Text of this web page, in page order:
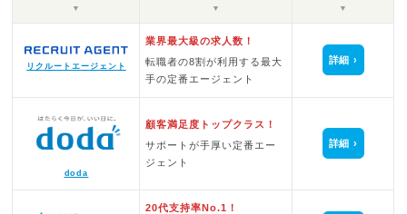
▼ ▼ ▼
リクルートエージェント
業界最大級の求人数！
転職者の8割が利用する最大
手の定番エージェント
詳細
doda
顧客満足度トップクラス！
サポートが手厚い定番エー
ジェント
詳細
20代支持率No.1！